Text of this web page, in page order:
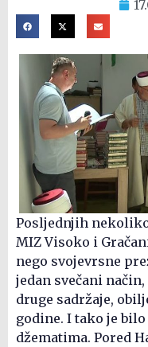
Posljednjih
MIZ Visoko i
nego svojevrsne
jedan svečani način,
druge sadržaje,
godine. I tako je
džematima. Pored